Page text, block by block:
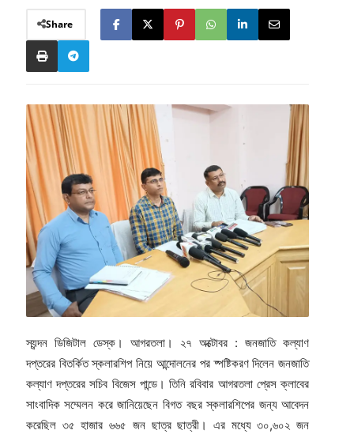
Share
স্যন্দন ডিজিটাল ডেস্ক। আগরতলা। ২৭ অক্টোবর : জনজাতি কল্যাণ
দপ্তরের বিতর্কিত স্কলারশিপ নিয়ে আন্দোলনের পর ষ্পষ্টিকরণ দিলেন জনজাতি
কল্যাণ দপ্তরের সচিব বিজেস পান্ডে। তিনি রবিবার আগরতলা প্রেস ক্লাবের
সাংবাদিক সম্মেলন করে জানিয়েছেন বিগত বছর স্কলারশিপের জন্য আবেদন
করেছিল ৩৫ হাজার ৬৬৫ জন ছাত্র ছাত্রী। এর মধ্যে ৩০,৬০২ জন